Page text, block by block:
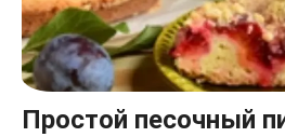
Простой песочный